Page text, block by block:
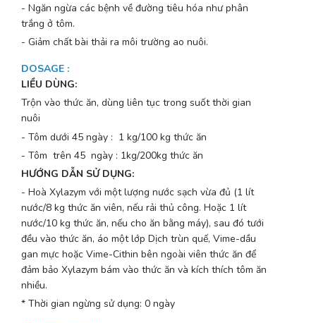
- Ngăn ngừa các bệnh về đường tiêu hóa như phân
trắng ở tôm.
- Giảm chất bài thải ra môi trường ao nuôi.
DOSAGE :
LIỀU DÙNG:
Trộn vào thức ăn, dùng liên tục trong suốt thời gian
nuôi
- Tôm dưới 45 ngày : 1 kg/100 kg thức ăn
- Tôm trên 45 ngày : 1kg/200kg thức ăn
HƯỚNG DẪN SỬ DỤNG:
- Hoà Xylazym với một lượng nước sạch vừa đủ (1 lít
nước/8 kg thức ăn viên, nếu rải thủ công. Hoặc 1 lít
nước/10 kg thức ăn, nếu cho ăn bằng máy), sau đó tưới
đều vào thức ăn, áo một lớp Dịch trùn quế, Vime-dầu
gan mực hoặc Vime-Cithin bên ngoài viên thức ăn để
đảm bảo Xylazym bám vào thức ăn và kích thích tôm ăn
nhiều.
* Thời gian ngừng sử dụng: 0 ngày